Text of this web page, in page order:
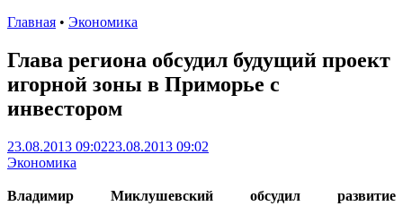
Главная • Экономика
Глава региона обсудил будущий проект
игорной зоны в Приморье с
инвестором
23.08.2013 09:0223.08.2013 09:02
Экономика
Владимир Миклушевский обсудил развитие